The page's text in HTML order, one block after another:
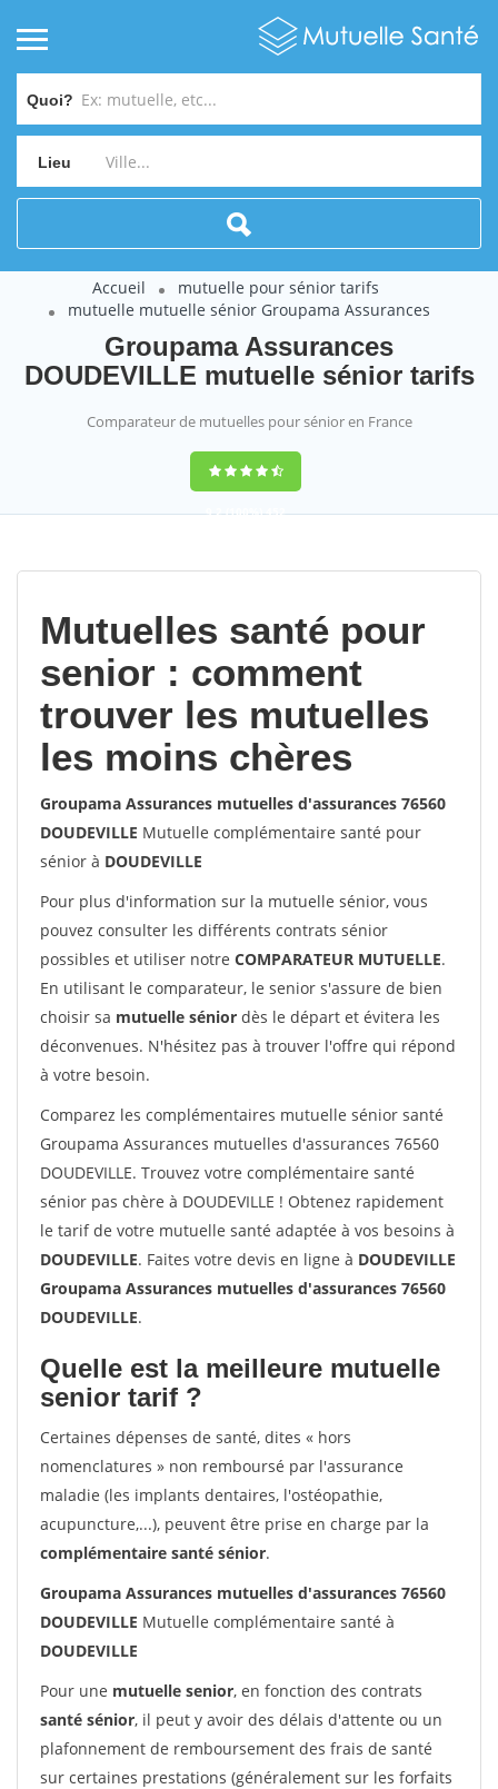
Quoi?
Lieu
Accueil
mutuelle pour sénior tarifs
mutuelle mutuelle sénior Groupama Assurances
Groupama Assurances
DOUDEVILLE mutuelle sénior tarifs
Comparateur de mutuelles pour sénior en France
9,2(100%)452
Mutuelles santé pour
senior : comment
trouver les mutuelles
les moins chères
Groupama Assurances mutuelles d'assurances 76560
DOUDEVILLE Mutuelle complémentaire santé pour
sénior à DOUDEVILLE
Pour plus d'information sur la mutuelle sénior, vous
pouvez consulter les différents contrats sénior
possibles et utiliser notre COMPARATEUR MUTUELLE.
En utilisant le comparateur, le senior s'assure de bien
choisir sa mutuelle sénior dès le départ et évitera les
déconvenues. N'hésitez pas à trouver l'offre qui répond
à votre besoin.
Comparez les complémentaires mutuelle sénior santé
Groupama Assurances mutuelles d'assurances 76560
DOUDEVILLE. Trouvez votre complémentaire santé
sénior pas chère à DOUDEVILLE ! Obtenez rapidement
le tarif de votre mutuelle santé adaptée à vos besoins à
DOUDEVILLE. Faites votre devis en ligne à DOUDEVILLE
Groupama Assurances mutuelles d'assurances 76560
DOUDEVILLE.
Quelle est la meilleure mutuelle
senior tarif ?
Certaines dépenses de santé, dites « hors
nomenclatures » non remboursé par l'assurance
maladie (les implants dentaires, l'ostéopathie,
acupuncture,...), peuvent être prise en charge par la
complémentaire santé sénior.
Groupama Assurances mutuelles d'assurances 76560
DOUDEVILLE Mutuelle complémentaire santé à
DOUDEVILLE
Pour une mutuelle senior, en fonction des contrats
santé sénior, il peut y avoir des délais d'attente ou un
plafonnement de remboursement des frais de santé
sur certaines prestations (généralement sur les forfaits